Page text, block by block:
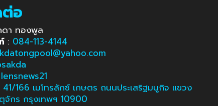
อ
า ทองพูล
: 084-113-4144
lensnews21
41/166 เมโทรลักซ์ เกษตร ถนนประเสริฐมนูกิจ แขวง
จักร กรุงเทพฯ 10900